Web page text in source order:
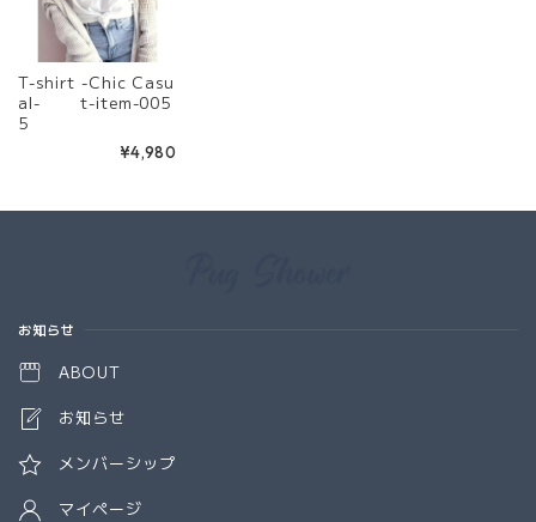
T-shirt -Chic Casu
al- t-item-005
5
¥4,980
お知らせ
ABOUT
お知らせ
メンバーシップ
マイページ